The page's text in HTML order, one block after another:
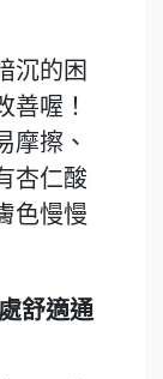
沉的困
善喔！
摩擦、
杏仁酸
色慢慢
舒適通